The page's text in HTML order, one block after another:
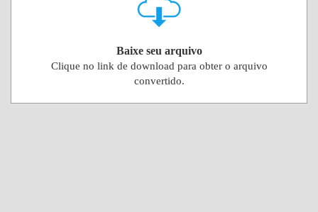
Baixe seu arquivo
Clique no link de download para obter o arquivo
convertido.